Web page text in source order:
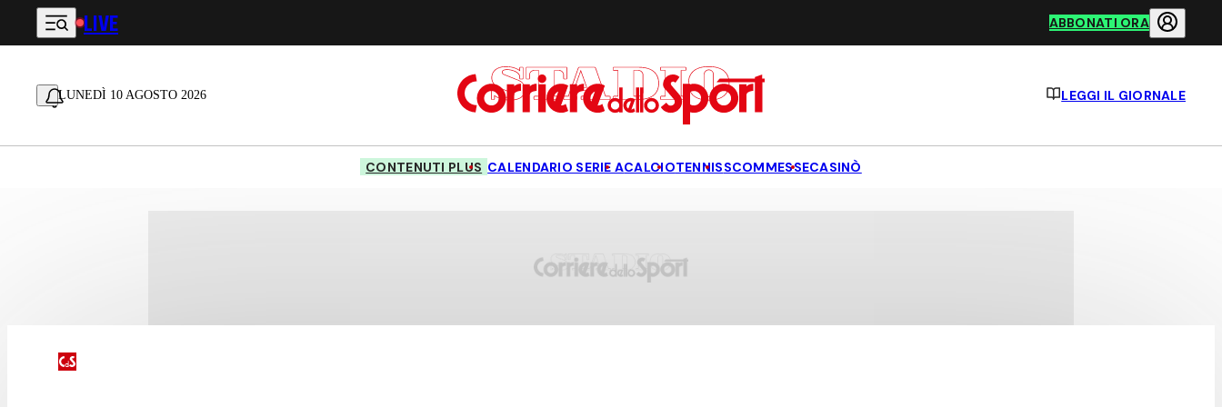
Vai al contenuto principale
LIVE ABBONATI ORA
LUNEDÌ 10 AGOSTO 2026 LEGGI IL GIORNALE
CONTENUTI PLUS CALENDARIO SERIE ACALCIOTENNISSCOMMESSECASINÒ